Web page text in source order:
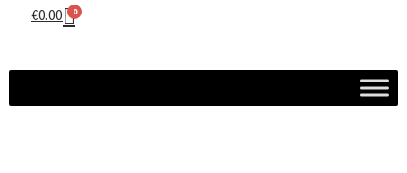
€0.00 0